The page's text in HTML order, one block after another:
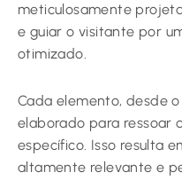
meticulosamente
e guiar o visitante por
otimizado.
Cada elemento, desde
elaborado para ressoar
específico. Isso resulta
altamente relevante e